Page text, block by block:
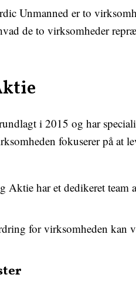
Unmanned er to
de to virksomheder
i 2015 og har
fokuserer på at
Aktie har et dedikeret team
for virksomheden kan